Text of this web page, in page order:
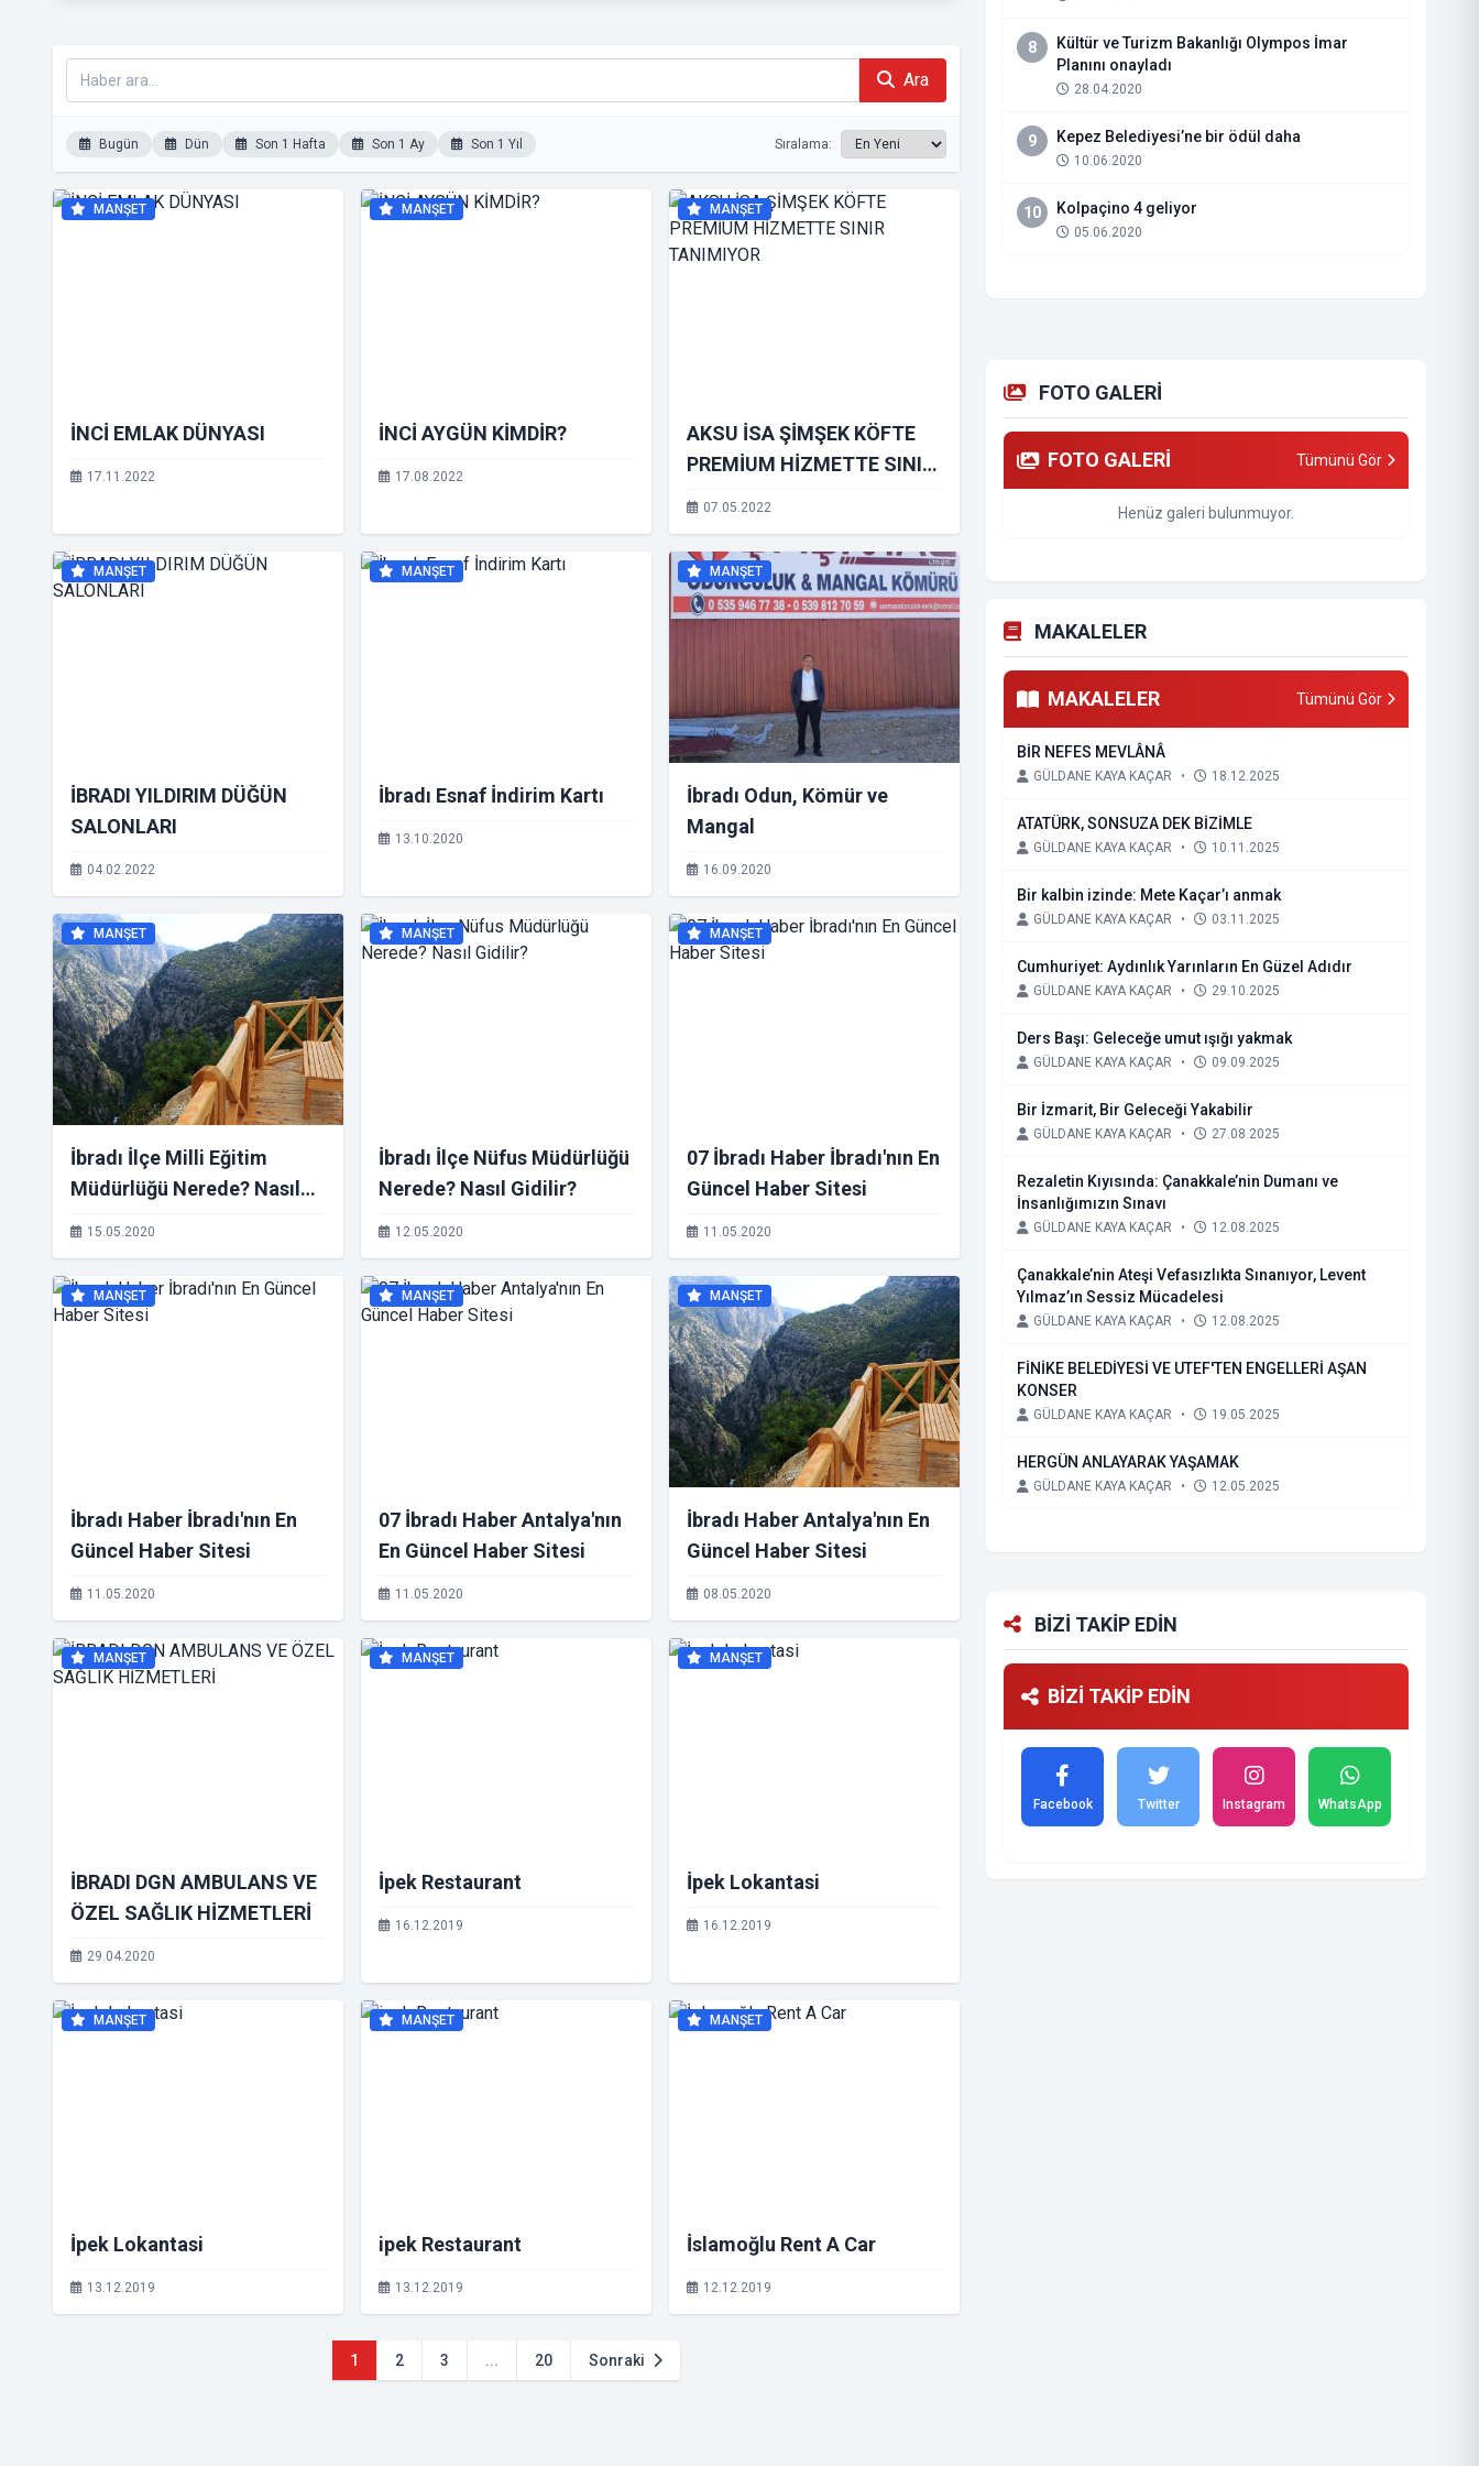
Ara
Bugün Dün Son 1 Hafta Son 1 Ay Son 1 Yıl Sıralama:
MANŞET
İNCİ EMLAK DÜNYASI
17.11.2022
MANŞET
İNCİ AYGÜN KİMDİR?
17.08.2022
MANŞET
AKSU İSA ŞİMŞEK KÖFTE
PREMİUM HİZMETTE SINIR
TANIMIYOR
07.05.2022
MANŞET
İBRADI YILDIRIM DÜĞÜN
SALONLARI
04.02.2022
MANŞET
İbradı Esnaf İndirim Kartı
13.10.2020
MANŞET
İbradı Odun, Kömür ve
Mangal
16.09.2020
MANŞET
İbradı İlçe Milli Eğitim
Müdürlüğü Nerede? Nasıl
Gidilir?
15.05.2020
MANŞET
İbradı İlçe Nüfus Müdürlüğü
Nerede? Nasıl Gidilir?
12.05.2020
MANŞET
07 İbradı Haber İbradı'nın En
Güncel Haber Sitesi
11.05.2020
MANŞET
İbradı Haber İbradı'nın En
Güncel Haber Sitesi
11.05.2020
MANŞET
07 İbradı Haber Antalya'nın
En Güncel Haber Sitesi
11.05.2020
MANŞET
İbradı Haber Antalya'nın En
Güncel Haber Sitesi
08.05.2020
MANŞET
İBRADI DGN AMBULANS VE
ÖZEL SAĞLIK HİZMETLERİ
29.04.2020
MANŞET
İpek Restaurant
16.12.2019
MANŞET
İpek Lokantasi
16.12.2019
MANŞET
İpek Lokantasi
13.12.2019
MANŞET
ipek Restaurant
13.12.2019
MANŞET
İslamoğlu Rent A Car
12.12.2019
1 2 3 ... 20 Sonraki
8
Kültür ve Turizm Bakanlığı Olympos İmar
Planını onayladı
28.04.2020
9 Kepez Belediyesi’ne bir ödül daha
10.06.2020
10 Kolpaçino 4 geliyor
05.06.2020
FOTO GALERİ
FOTO GALERİ Tümünü Gör
Henüz galeri bulunmuyor.
MAKALELER
MAKALELER Tümünü Gör
BİR NEFES MEVLÂNÂ
GÜLDANE KAYA KAÇAR • 18.12.2025
ATATÜRK, SONSUZA DEK BİZİMLE
GÜLDANE KAYA KAÇAR • 10.11.2025
Bir kalbin izinde: Mete Kaçar’ı anmak
GÜLDANE KAYA KAÇAR • 03.11.2025
Cumhuriyet: Aydınlık Yarınların En Güzel Adıdır
GÜLDANE KAYA KAÇAR • 29.10.2025
Ders Başı: Geleceğe umut ışığı yakmak
GÜLDANE KAYA KAÇAR • 09.09.2025
Bir İzmarit, Bir Geleceği Yakabilir
GÜLDANE KAYA KAÇAR • 27.08.2025
Rezaletin Kıyısında: Çanakkale’nin Dumanı ve
İnsanlığımızın Sınavı
GÜLDANE KAYA KAÇAR • 12.08.2025
Çanakkale’nin Ateşi Vefasızlıkta Sınanıyor, Levent
Yılmaz’ın Sessiz Mücadelesi
GÜLDANE KAYA KAÇAR • 12.08.2025
FİNİKE BELEDİYESİ VE UTEF'TEN ENGELLERİ AŞAN
KONSER
GÜLDANE KAYA KAÇAR • 19.05.2025
HERGÜN ANLAYARAK YAŞAMAK
GÜLDANE KAYA KAÇAR • 12.05.2025
BİZİ TAKİP EDİN
BİZİ TAKİP EDİN
Facebook Twitter Instagram WhatsApp